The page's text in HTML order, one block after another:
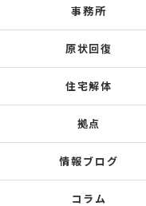
事務所
原状回復
住宅解体
拠点
情報ブログ
コラム